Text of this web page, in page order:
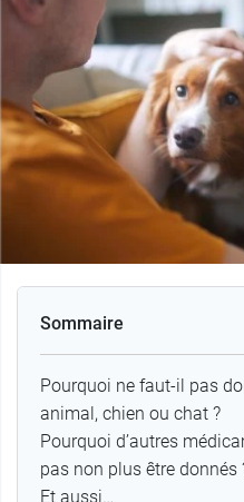
Sommaire
Pourquoi ne faut-il pas
animal, chien ou chat ?
Pourquoi d’autres
pas non plus être donnés
Et aussi…